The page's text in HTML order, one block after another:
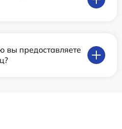
вы предоставляете